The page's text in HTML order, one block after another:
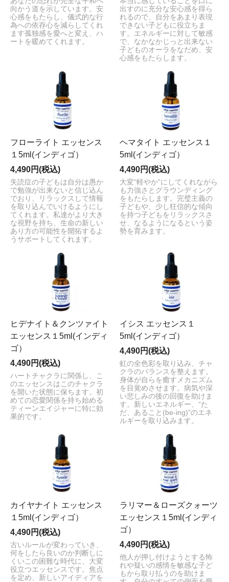
向かう道を示しています。安
心感をもたらし、儀式的な行
為への依存心を減らしてくれ
ます孤独感を愛へと変え、ハ
ートを暖めてくれます。
出すのに充分な安心感を得ら
れるので、自分をあまり表現
できない子どもに役立ちま
す。エネルギーに対して敏感
で、なかなかじっと出来ない
子どものオーラをなだめ、安
心感をもたらします。
フローライト エッセンス
１5ml(インディゴ）
4,490円(税込)
失読症の子どもは自分は愚か
で勉強が出来ないと信じ込ん
でおり、リラックスして情報
を取り込んでいけるようにし
てくれます。私達がより大き
な視野を持ち、生命の新しい
あり方の可能性を開拓するよ
うサポートしてくれます。
ヘマタイト エッセンス１
5ml(インディゴ）
4,490円(税込)
大変“軽やか”にしてくれながら
も力強さとグラウンディング
をもたらします。完璧主義の
子どもや、少し狂信的な傾向
を持つ子どもをリラックスさ
せ、なるようになるという姿
勢を育みます。
ヒデナイト＆クンツァイト
エッセンス１5ml(インディ
ゴ）
4,490円(税込)
ハートチャクラに関係し、こ
のエッセンスはこのチャクラ
を開いた状態に保ちます。初
めての恋愛関係を持ち始める
ティーンエイジャーに特に効
果的です。
イシス エッセンス１
5ml(インディゴ）
4,490円(税込)
虹の全色彩を取り込み、チャ
クラのバランスを整えます。
身体が自らを癒すメカニズム
を目覚めさせます。病気や深
い悲しみの後の回復を助けま
す。新しいエネルギー、“た
だ、あること(be-ing)”のエネ
ルギーを取り込みます。
カイヤナイト エッセンス
１5ml(インディゴ）
4,490円(税込)
古いルールが変わっていき、
何をしたら良いのか判断しに
くいこの困難な時代に、大変
役立つエッセンスです。焦点
を定め、新しいアイディアを
ラリマー＆ローズクォーツ
エッセンス１5ml(インディ
ゴ）
4,490円(税込)
他人が押し付けようとする怖
れや疑いの感情を敏感な子ど
もから取り払うのを助けま